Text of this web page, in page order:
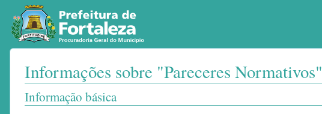
Informações sobre "Pareceres Normativos"
Ir para:navegação,pesquisa
Informação básica